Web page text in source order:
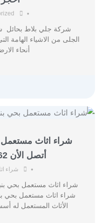
•
شركة جلي بلاط بحائل
الجلى من الاشياء الهامة
أنحاء
شراء اثاث مستعمل
أتصل الأن 0501319962
• شراء
شراء اثاث مستعمل بحي
الأثاث المستعمل له